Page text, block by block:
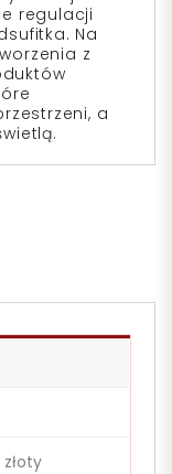
regulacji
Na
z
a